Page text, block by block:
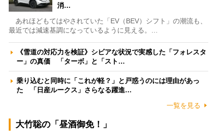
消…
あれほどもてはやされていた「EV（BEV）シフト」の潮流も、
最近では減速基調になっているように見える。…
《雪道の対応力を検証》シビアな状況で実感した「フォレスタ
ー」の真価 「ターボ」と「スト…
乗り込むと同時に「これが軽？」と戸惑うのには理由があっ
た 「日産ルークス」さらなる躍進…
一覧を見る
大竹聡の「昼酒御免！」